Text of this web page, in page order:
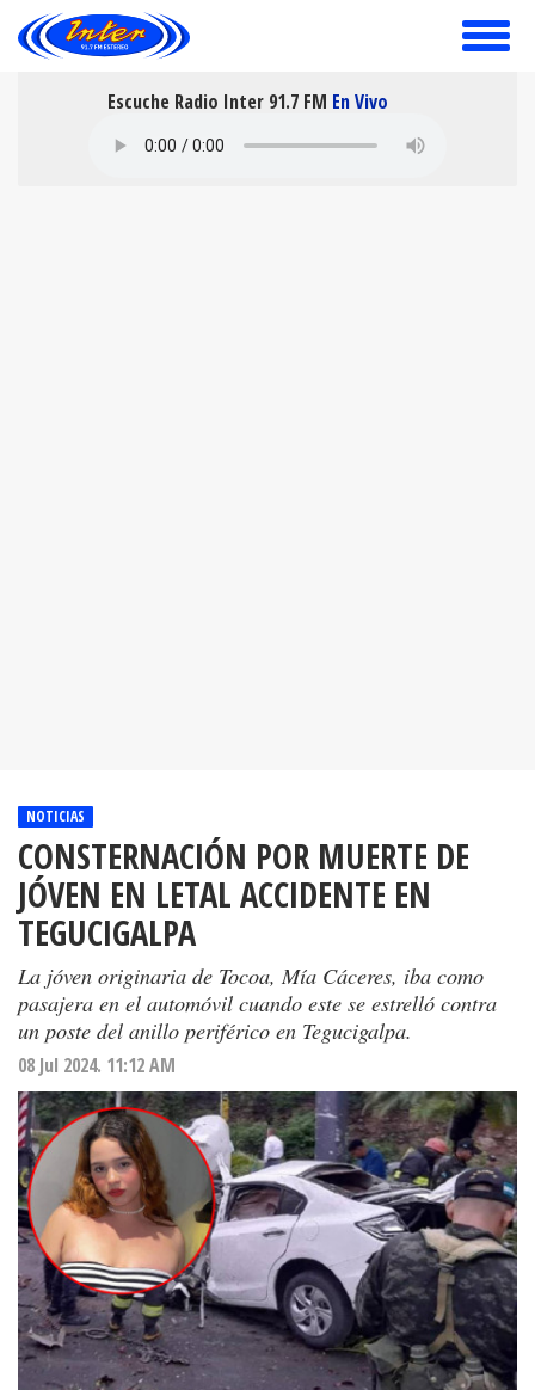
toggle
Escuche Radio Inter 91.7 FM En Vivo
NOTICIAS
CONSTERNACIÓN POR MUERTE DE
JÓVEN EN LETAL ACCIDENTE EN
TEGUCIGALPA
La jóven originaria de Tocoa, Mía Cáceres, iba como
pasajera en el automóvil cuando este se estrelló contra
un poste del anillo periférico en Tegucigalpa.
08 Jul 2024. 11:12 AM